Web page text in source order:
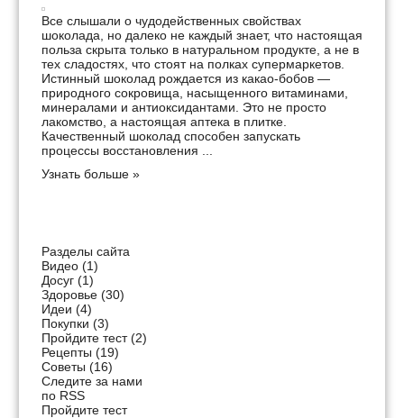
Все слышали о чудодейственных свойствах
шоколада, но далеко не каждый знает, что настоящая
польза скрыта только в натуральном продукте, а не в
тех сладостях, что стоят на полках супермаркетов.
Истинный шоколад рождается из какао-бобов —
природного сокровища, насыщенного витаминами,
минералами и антиоксидантами. Это не просто
лакомство, а настоящая аптека в плитке.
Качественный шоколад способен запускать
процессы восстановления ...
Узнать больше »
Разделы сайта
Видео (1)
Досуг (1)
Здоровье (30)
Идеи (4)
Покупки (3)
Пройдите тест(2)
Рецепты (19)
Советы (16)
Следите за нами
по RSS
Пройдите тест